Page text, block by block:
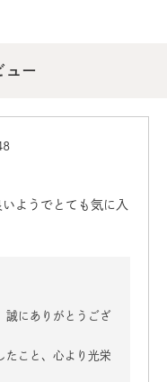
ュー
ようでとても気に入
誠にありがとうござ
たこと、心より光栄